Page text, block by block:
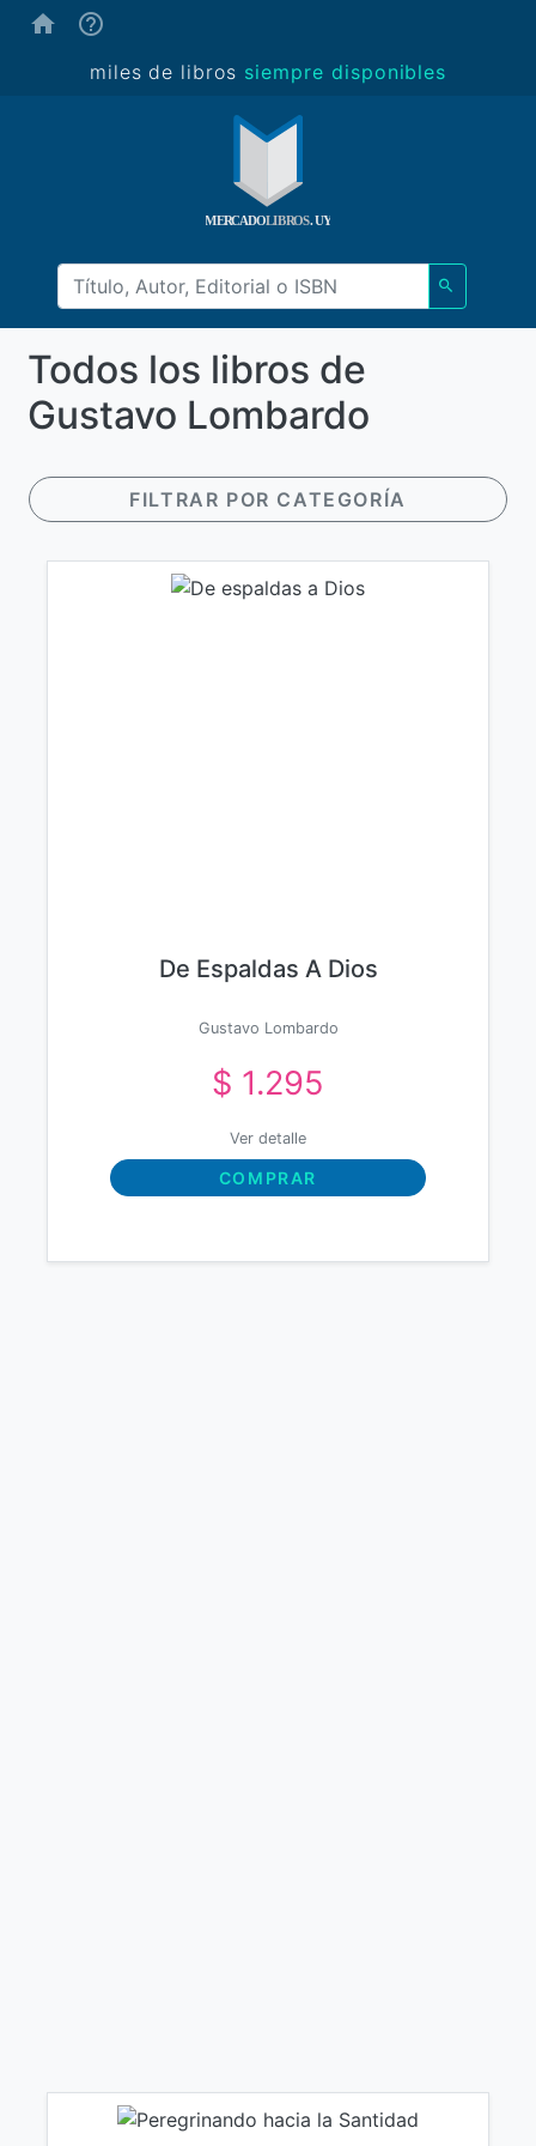
miles de libros siempre disponibles
Todos los libros de
Gustavo Lombardo
FILTRAR POR CATEGORÍA
De Espaldas A Dios
Gustavo Lombardo
$ 1.295
Ver detalle
COMPRAR